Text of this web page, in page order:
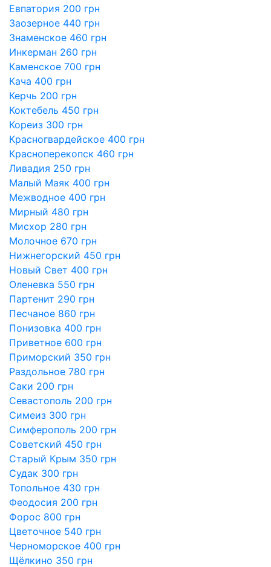
Евпатория 200 грн
Заозерное 440 грн
Знаменское 460 грн
Инкерман 260 грн
Каменское 700 грн
Кача 400 грн
Керчь 200 грн
Коктебель 450 грн
Кореиз 300 грн
Красногвардейское 400 грн
Красноперекопск 460 грн
Ливадия 250 грн
Малый Маяк 400 грн
Межводное 400 грн
Мирный 480 грн
Мисхор 280 грн
Молочное 670 грн
Нижнегорский 450 грн
Новый Свет 400 грн
Оленевка 550 грн
Партенит 290 грн
Песчаное 860 грн
Понизовка 400 грн
Приветное 600 грн
Приморский 350 грн
Раздольное 780 грн
Саки 200 грн
Севастополь 200 грн
Симеиз 300 грн
Симферополь 200 грн
Советский 450 грн
Старый Крым 350 грн
Судак 300 грн
Топольное 430 грн
Феодосия 200 грн
Форос 800 грн
Цветочное 540 грн
Черноморское 400 грн
Щёлкино 350 грн